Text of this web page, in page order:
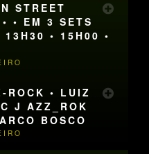
STREET
• EM 3 SETS
13H30 • 15H00 •
ROCK • LUIZ
J AZZ_ROK
BOSCO